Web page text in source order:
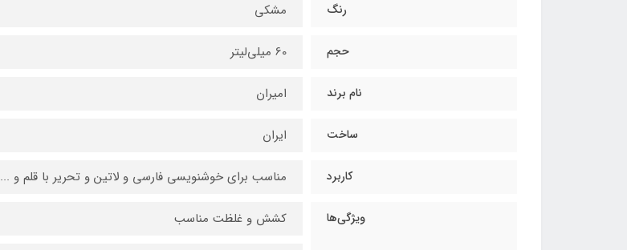
رنگ مشکی
حجم 60 میلی‌لیتر
نام برند امیران
ساخت ایران
کاربرد مناسب برای خوشنویسی فارسی و لاتین و تحریر با قلم و ...
ویژگی‌ها کشش و غلظت مناسب